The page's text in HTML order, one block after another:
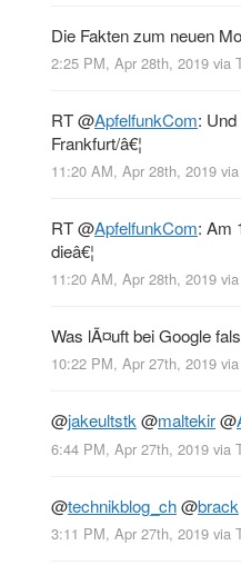
Die Fakten zum neuen
2:25 PM, Apr 28th, 2019 via
RT@ApfelfunkCom:
Frankfurt/â€¦
11:20 AM, Apr 28th, 2019 via
RT@ApfelfunkCom: Am
dieâ€¦
11:20 AM, Apr 28th, 2019 via
Was lÃ¤uft bei Google
10:22 PM, Apr 27th, 2019 via
@jakeultstk@maltekir@
6:44 PM, Apr 27th, 2019 via
@technikblog_ch@brack
3:11 PM, Apr 27th, 2019 via